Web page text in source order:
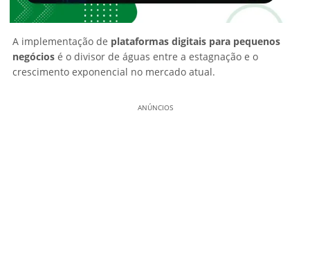
A implementação de plataformas digitais para pequenos
negócios é o divisor de águas entre a estagnação e o
crescimento exponencial no mercado atual.
ANÚNCIOS